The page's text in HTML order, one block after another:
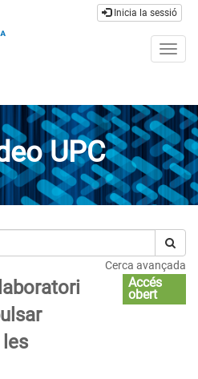
Inicia la sessió
UPC
Cerca avançada
les
Accés
obert